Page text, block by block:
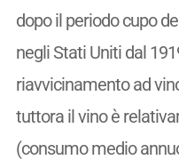
dopo il periodo cupo
negli Stati Uniti dal
riavvicinamento ad
tuttora il vino è
(consumo medio